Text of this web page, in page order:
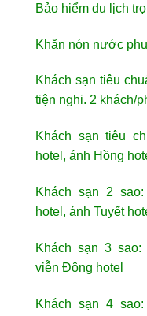
Bảo hiểm du lịch
Khăn nón nước
Khách sạn tiêu
tiện nghi. 2 khách/
Khách sạn tiêu
hotel, ánh Hồng
Khách sạn 2
hotel, ánh Tuyết
Khách sạn 3 sao:
viễn Đông hotel
Khách sạn 4